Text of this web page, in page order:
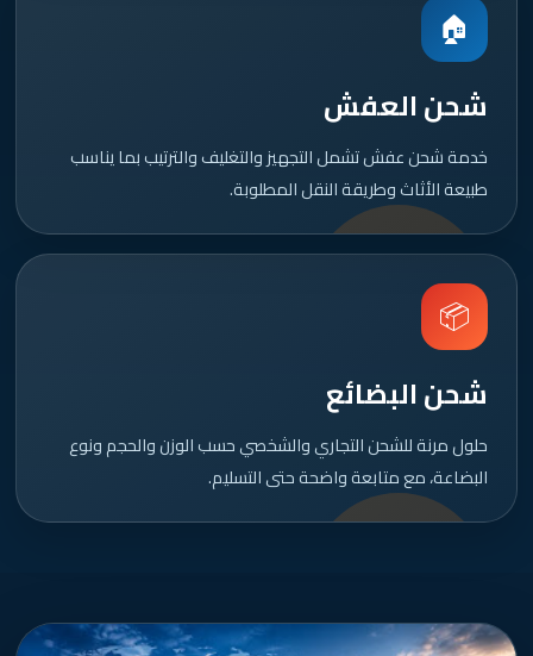
🏠
شحن العفش
خدمة شحن عفش تشمل التجهيز والتغليف والترتيب بما يناسب
طبيعة الأثاث وطريقة النقل المطلوبة.
📦
شحن البضائع
حلول مرنة للشحن التجاري والشخصي حسب الوزن والحجم ونوع
البضاعة، مع متابعة واضحة حتى التسليم.